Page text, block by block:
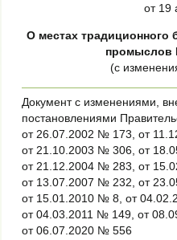
от 19
О местах традиционного
промыслов
(с
Документ с изменениями,
постановлениями
от 26.07.2002 № 173, от
от 21.10.2003 № 306, от
от 21.12.2004 № 283, от
от 13.07.2007 № 232, от
от 15.01.2010 № 8, от
от 04.03.2011 № 149, от
от 06.07.2020 № 556